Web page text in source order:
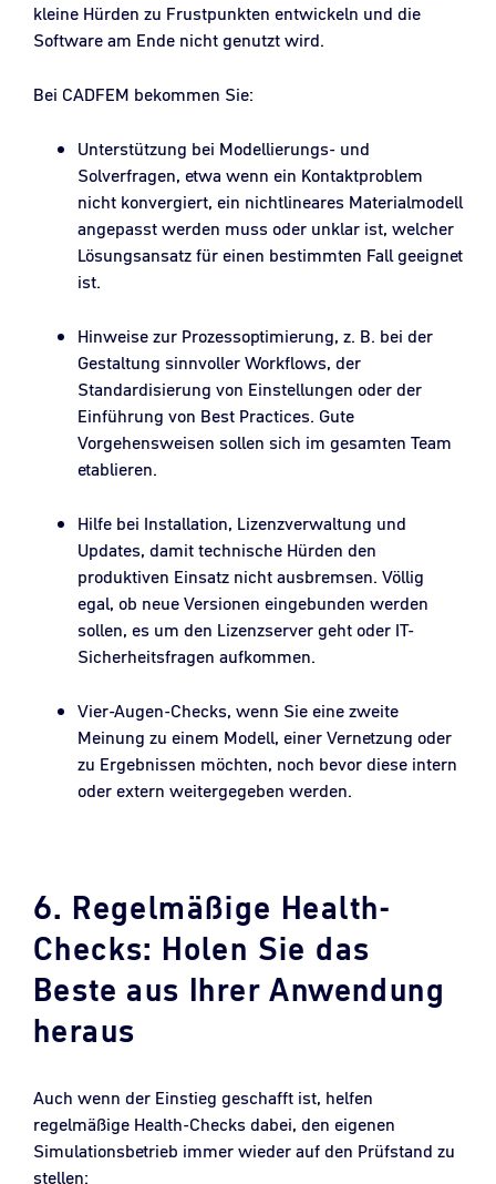
kleine Hürden zu Frustpunkten entwickeln und die
Software am Ende nicht genutzt wird.
Bei CADFEM bekommen Sie:
Unterstützung bei Modellierungs- und
Solverfragen, etwa wenn ein Kontaktproblem
nicht konvergiert, ein nichtlineares Materialmodell
angepasst werden muss oder unklar ist, welcher
Lösungsansatz für einen bestimmten Fall geeignet
ist.
Hinweise zur Prozessoptimierung, z. B. bei der
Gestaltung sinnvoller Workflows, der
Standardisierung von Einstellungen oder der
Einführung von Best Practices. Gute
Vorgehensweisen sollen sich im gesamten Team
etablieren.
Hilfe bei Installation, Lizenzverwaltung und
Updates, damit technische Hürden den
produktiven Einsatz nicht ausbremsen. Völlig
egal, ob neue Versionen eingebunden werden
sollen, es um den Lizenzserver geht oder IT-
Sicherheitsfragen aufkommen.
Vier-Augen-Checks, wenn Sie eine zweite
Meinung zu einem Modell, einer Vernetzung oder
zu Ergebnissen möchten, noch bevor diese intern
oder extern weitergegeben werden.
6. Regelmäßige Health-
Checks: Holen Sie das
Beste aus Ihrer Anwendung
heraus
Auch wenn der Einstieg geschafft ist, helfen
regelmäßige Health-Checks dabei, den eigenen
Simulationsbetrieb immer wieder auf den Prüfstand zu
stellen: